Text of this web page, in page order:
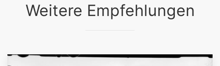
Weitere Empfehlungen